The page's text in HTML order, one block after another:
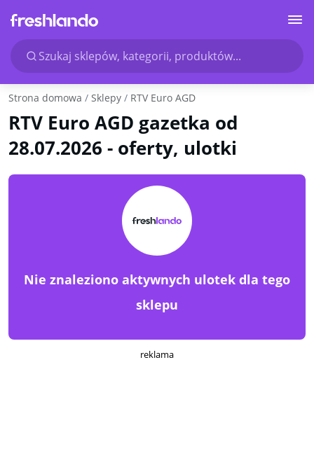
Szukaj sklepów, kategorii, produktów...
Strona domowa Sklepy RTV Euro AGD
RTV Euro AGD gazetka od
28.07.2026 - oferty, ulotki
Nie znaleziono aktywnych ulotek dla tego
sklepu
reklama